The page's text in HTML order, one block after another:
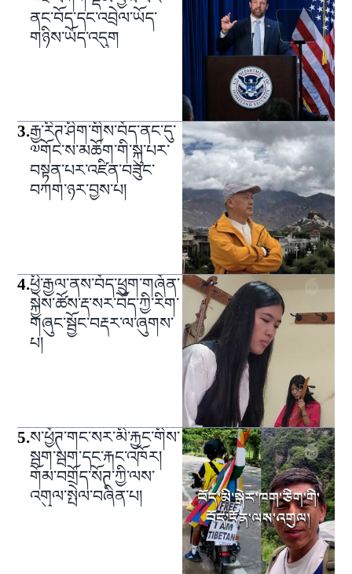
ནང་བོད་དང་འབྲེལ་ཡོད་
གཉིས་ཡོད་འདུག
3.རྒྱ་རིཊ་ཤིག་གིས་བོད་ནང་དུ་
༧གོང་ས་མཆོག་གི་སྐུ་པར་
བསྟན་པར་འཛིན་བཟུང་
བཀག་ཉར་བྱས་པ།
4.ཕྱི་རྒྱལ་ནས་བོད་ཕྲུག་གཞོན་
སྐྱེས་ཚོས་རྡ་སར་བོད་ཀྱི་རིག་
གཞུང་སྦྱོང་བརྡར་ལ་ཞུགས་
པ།
5.ས་ཕྱོཊ་གང་སར་མི་རྐྱང་གིས་
སྦག་སྦག་དང་རྐང་འཁོར།
གོམ་བགྲོད་སོཊ་ཀྱི་ལས་
འགུལ་སྤེལ་བཞིན་པ།